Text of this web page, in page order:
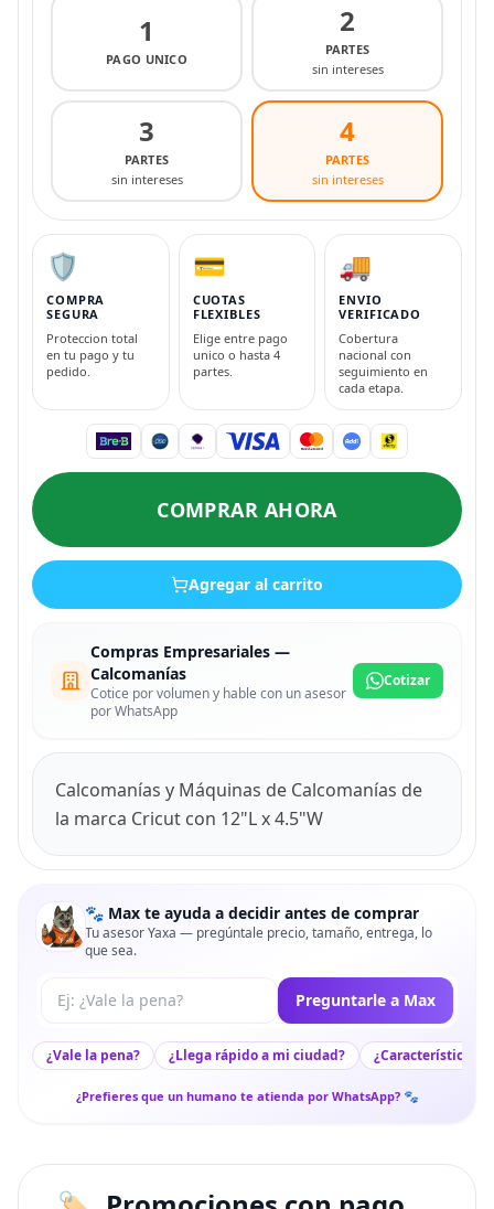
1
PAGO UNICO
2
PARTES
sin intereses
3
PARTES
sin intereses
4
PARTES
sin intereses
🛡️
COMPRA
SEGURA
Proteccion total
en tu pago y tu
pedido.
💳
CUOTAS
FLEXIBLES
Elige entre pago
unico o hasta 4
partes.
🚚
ENVIO
VERIFICADO
Cobertura
nacional con
seguimiento en
cada etapa.
COMPRAR AHORA
Agregar al carrito
Compras Empresariales —
Calcomanías
Cotice por volumen y hable con un asesor
por WhatsApp
Cotizar
Calcomanías y Máquinas de Calcomanías de
la marca Cricut con 12"L x 4.5"W
🐾 Max te ayuda a decidir antes de comprar
Tu asesor Yaxa — pregúntale precio, tamaño, entrega, lo
que sea.
Tu pregunta a Max Preguntarle a Max
¿Vale la pena? ¿Llega rápido a mi ciudad? ¿Características
¿Prefieres que un humano te atienda por WhatsApp? 🐾